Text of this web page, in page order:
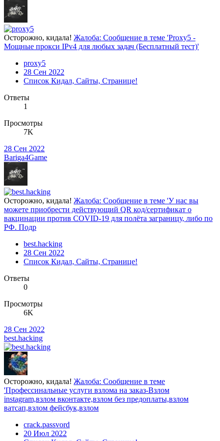
Осторожно, кидала! Жалоба: Сообщение в теме 'Proxy5 -
Мощные прокси IPv4 для любых задач (Бесплатный тест)'
proxy5
28 Сен 2022
Список Кидал, Сайты, Странице!
Ответы
1
Просмотры
7K
28 Сен 2022
Bariga4Game
Осторожно, кидала! Жалоба: Сообщение в теме 'У нас вы
можете приобрести действующий QR код/сертификат о
вакцинации против COVID-19 для полёта заграницу, либо по
РФ. Подр
best.hacking
28 Сен 2022
Список Кидал, Сайты, Странице!
Ответы
0
Просмотры
6K
28 Сен 2022
best.hacking
Осторожно, кидала! Жалоба: Сообщение в теме
'Профессинальные услуги взлома на заказ-Взлом
instagram,взлом вконтакте,взлом без предоплаты,взлом
ватсап,взлом фейсбук,взлом
crack.passvord
20 Июл 2022